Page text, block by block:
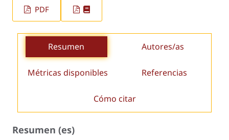
PDF
Resumen Autores/as
Métricas disponibles Referencias
Cómo citar
Resumen (es)